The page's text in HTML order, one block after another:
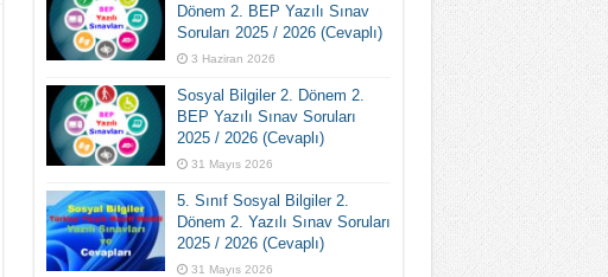
Dönem 2. BEP Yazılı Sınav
Soruları 2025 / 2026 (Cevaplı)
3 Haziran 2026
Sosyal Bilgiler 2. Dönem 2.
BEP Yazılı Sınav Soruları
2025 / 2026 (Cevaplı)
31 Mayıs 2026
5. Sınıf Sosyal Bilgiler 2.
Dönem 2. Yazılı Sınav Soruları
2025 / 2026 (Cevaplı)
31 Mayıs 2026